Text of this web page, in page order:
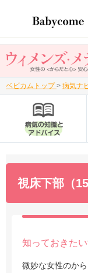
ベビカムトップ > 病気ナ
視床下部（15
知っておきた
微妙な女性のか